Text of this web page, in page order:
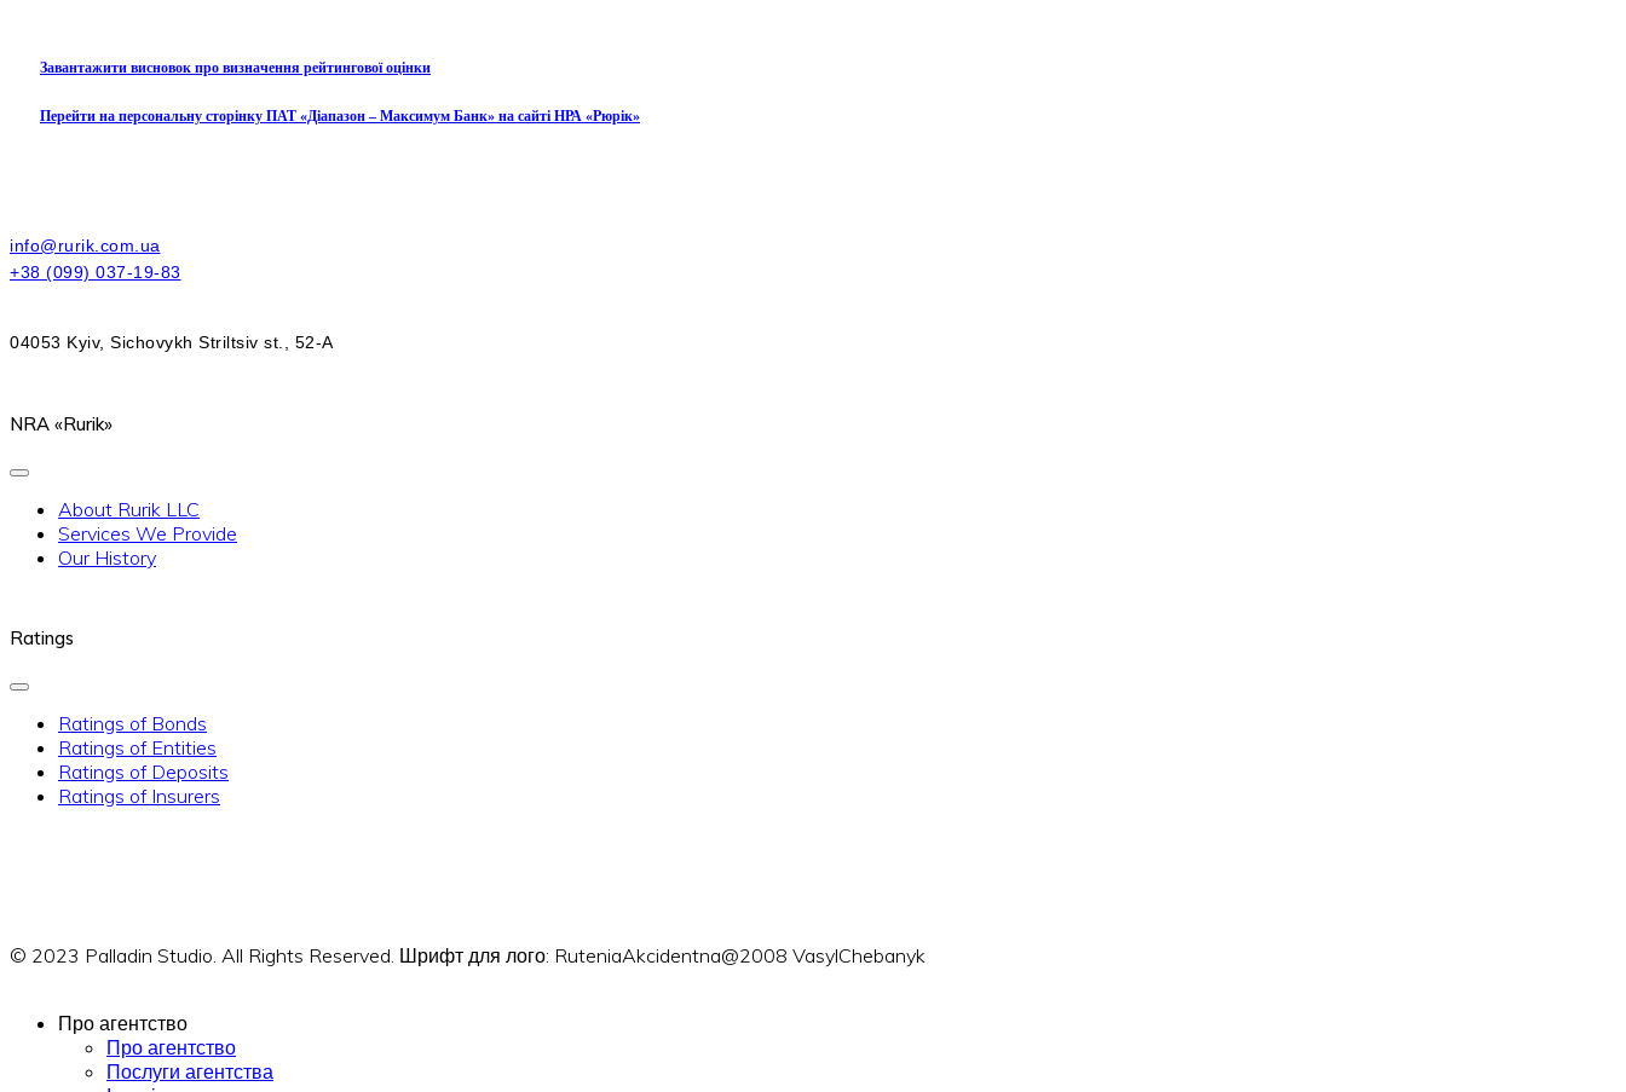
Завантажити висновок про визначення рейтингової оцінки
Перейти на персональну сторінку ПАТ «Діапазон – Максимум Банк» на сайті НРА «Рюрік»
info@rurik.com.ua
+38 (099) 037-19-83
04053 Kyiv, Sichovykh Striltsiv st., 52-A
NRA «Rurik»
About Rurik LLC
Services We Provide
Our History
Ratings
Ratings of Bonds
Ratings of Entities
Ratings of Deposits
Ratings of Insurers
© 2023 Palladin Studio. All Rights Reserved. Шрифт для лого: RuteniaAkcidentna@2008 VasylChebanyk
Про агентство
Про агентство
Послуги агентства